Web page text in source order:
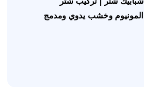
المونيوم وخشب يدوي ومدمج